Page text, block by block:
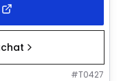
#T0427